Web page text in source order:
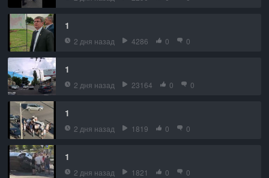
1
2 дня назад 4286 0 0
1
2 дня назад 23164 0 0
1
2 дня назад 1819 0 0
1
2 дня назад 1821 0 0